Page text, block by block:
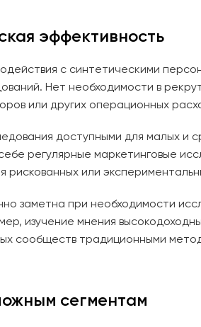
эффективность
с синтетическими
Нет необходимости в
или других операционных
доступными для малых и
регулярные маркетинговые
рискованных или
заметна при необходимости
изучение мнения
сообществ традиционными
сегментам